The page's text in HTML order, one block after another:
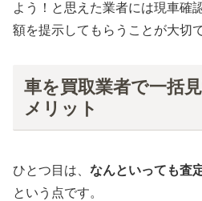
よう！と思えた業者には現車確
額を提示してもらうことが大切で
車を買取業者で一括
メリット
ひとつ目は、 なんといっても査
という点です。